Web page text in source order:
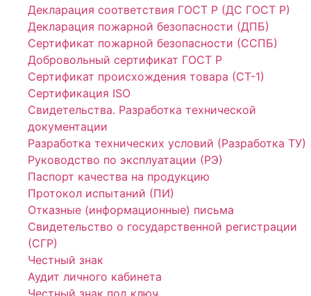
Декларация соответствия ГОСТ Р (ДС ГОСТ Р)
Декларация пожарной безопасности (ДПБ)
Сертификат пожарной безопасности (ССПБ)
Добровольный сертификат ГОСТ Р
Сертификат происхождения товара (СТ-1)
Сертификация ISO
Свидетельства. Разработка технической
документации
Разработка технических условий (Разработка ТУ)
Руководство по эксплуатации (РЭ)
Паспорт качества на продукцию
Протокол испытаний (ПИ)
Отказные (информационные) письма
Свидетельство о государственной регистрации
(СГР)
Честный знак
Аудит личного кабинета
Честный знак под ключ